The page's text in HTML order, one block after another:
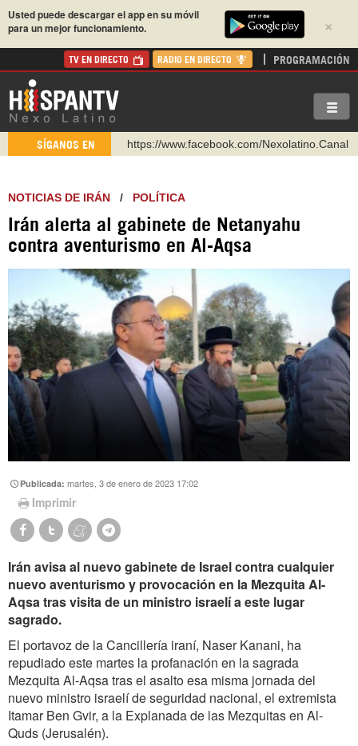
×
Usted puede descargar el app en su móvil
para un mejor funcionamiento.
TV EN DIRECTO RADIO EN DIRECTO PROGRAMACIÓN
SÍGANOS EN
https://www.facebook.com/Nexolatino.Canal
http://twitter.com/nexo_latino
https://t.me/hispantvcanal
https://urmedium.com/c/hispantv
Instagram como: hispan_tv
NOTICIAS DE IRÁN / POLÍTICA
Irán alerta al gabinete de Netanyahu
contra aventurismo en Al-Aqsa
Publicada:martes, 3 de enero de 2023 17:02
Imprimir
Irán avisa al nuevo gabinete de Israel contra cualquier
nuevo aventurismo y provocación en la Mezquita Al-
Aqsa tras visita de un ministro israelí a este lugar
sagrado.
El portavoz de la Cancillería iraní, Naser Kanani, ha
repudiado este martes la profanación en la sagrada
Mezquita Al-Aqsa tras el asalto esa misma jornada del
nuevo ministro israelí de seguridad nacional, el extremista
Itamar Ben Gvir, a la Explanada de las Mezquitas en Al-
Quds (Jerusalén).